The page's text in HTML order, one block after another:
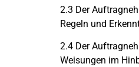
2.3 Der
Regeln und
2.4 Der
Weisungen im